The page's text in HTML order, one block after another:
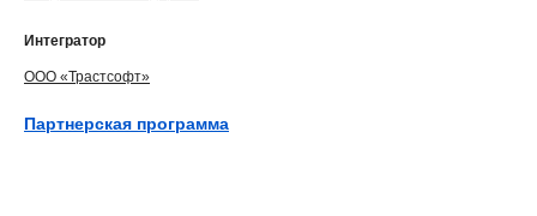
Интегратор
ООО «Трастсофт»
Партнерская программа